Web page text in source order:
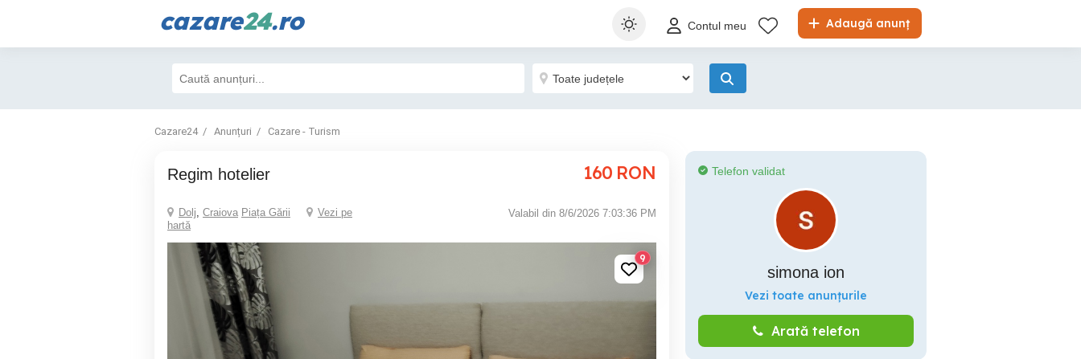
cazare24.ro Adaugă anunț
Contul meu
Cazare24 Anunțuri Cazare - Turism
Regim hotelier 160 RON
Dolj, Craiova Piața Gării
Vezi pe
hartă
Valabil din 8/6/2026 7:03:36 PM
9
Telefon validat
simona ion
Vezi toate anunțurile
Arată telefon